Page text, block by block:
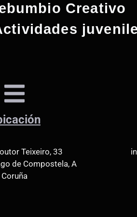
Creativo
Teixeiro, 33
de Compostela, A
Coruña